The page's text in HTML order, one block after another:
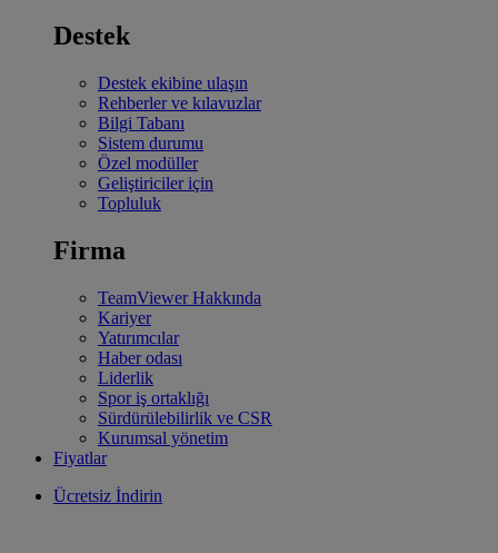
Destek
Destek ekibine ulaşın
Rehberler ve kılavuzlar
Bilgi Tabanı
Sistem durumu
Özel modüller
Geliştiriciler için
Topluluk
Firma
TeamViewer Hakkında
Kariyer
Yatırımcılar
Haber odası
Liderlik
Spor iş ortaklığı
Sürdürülebilirlik ve CSR
Kurumsal yönetim
Fiyatlar
Ücretsiz İndirin